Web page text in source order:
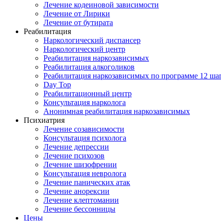
Лечение кодеиновой зависимости
Лечение от Лирики
Лечение от бутирата
Реабилитация
Наркологический диспансер
Наркологический центр
Реабилитация наркозависимых
Реабилитация алкоголиков
Реабилитация наркозависимых по программе 12
Day Top
Реабилитационный центр
Консультация нарколога
Анонимная реабилитация наркозависимых
Психиатрия
Лечение созависимости
Консультация психолога
Лечение депрессии
Лечение психозов
Лечение шизофрении
Консультация невролога
Лечение панических атак
Лечение анорексии
Лечение клептомании
Лечение бессонницы
Цены